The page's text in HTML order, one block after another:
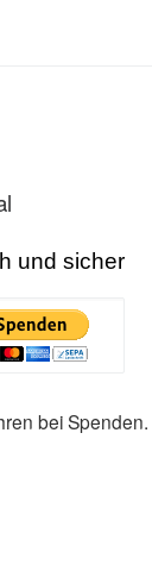
und sicher
bei Spenden.